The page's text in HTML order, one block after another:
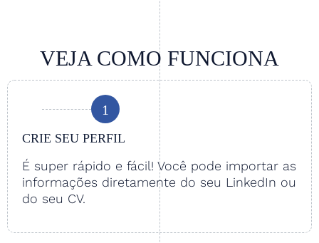
VEJA COMO FUNCIONA
1
CRIE SEU PERFIL
É super rápido e fácil! Você pode importar as
informações diretamente do seu LinkedIn ou
do seu CV.